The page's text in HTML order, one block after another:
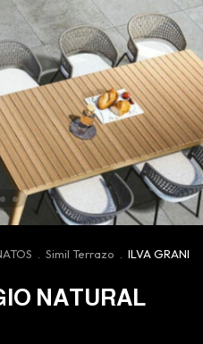
Simil Terrazo
ILVA GRANI
NATURAL